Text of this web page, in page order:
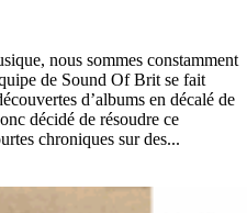
nous sommes constamment
de Sound Of Brit se fait
d’albums en décalé de
décidé de résoudre ce
chroniques sur des...